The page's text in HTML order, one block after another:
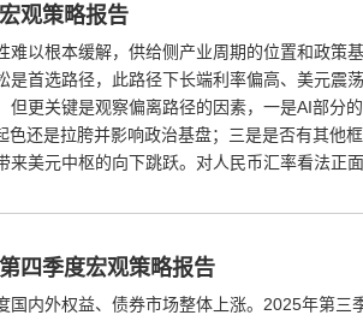
观策略报告
难以根本缓解，供给侧产业周期的位置和政策
是首选路径，此路径下长端利率偏高、美元震
但更关键是观察偏离路径的因素，一是AI部分
色还是拉胯并影响政治基盘；三是是否有其他
来美元中枢的向下跳跃。对人民币汇率看法正
四季度宏观策略报告
国内外权益、债券市场整体上涨。2025年第三